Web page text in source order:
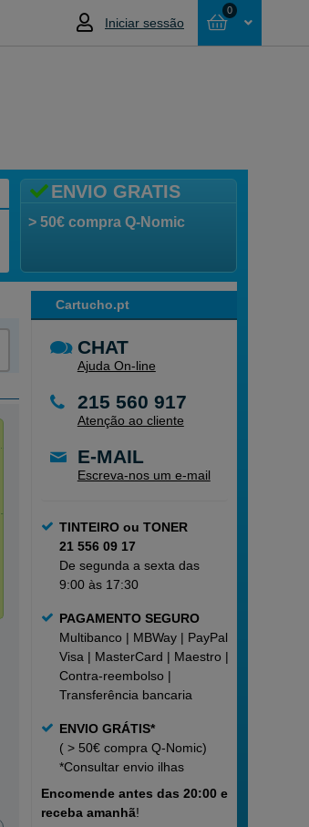
Iniciar sessão
0
ENVIO GRATIS
> 50€ compra Q-Nomic
Cartucho.pt
CHAT
Ajuda On-line
215 560 917
Atenção ao cliente
E-MAIL
Escreva-nos um e-mail
TINTEIRO ou TONER
21 556 09 17
De segunda a sexta das
9:00 às 17:30
PAGAMENTO SEGURO
Multibanco | MBWay | PayPal |
Visa | MasterCard | Maestro |
Contra-reembolso |
Transferência bancaria
ENVIO GRÁTIS*
( > 50€ compra Q-Nomic)
*Consultarenvio ilhas
Encomende antes das 20:00 e
receba amanhã!